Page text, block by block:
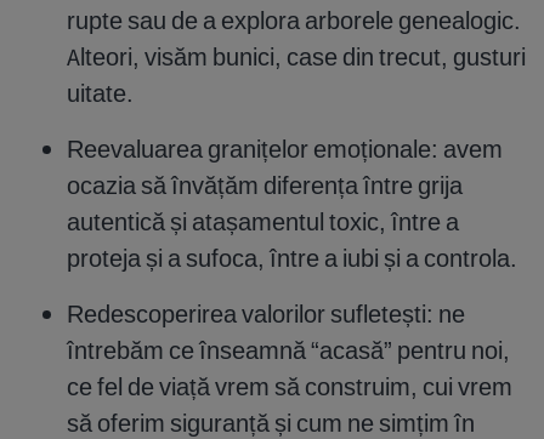
rupte sau de a explora arborele genealogic.
Alteori, visăm bunici, case din trecut, gusturi
uitate.
Reevaluarea granițelor emoționale: avem
ocazia să învățăm diferența între grija
autentică și atașamentul toxic, între a
proteja și a sufoca, între a iubi și a controla.
Redescoperirea valorilor sufletești: ne
întrebăm ce înseamnă “acasă” pentru noi,
ce fel de viață vrem să construim, cui vrem
să oferim siguranță și cum ne simțim în